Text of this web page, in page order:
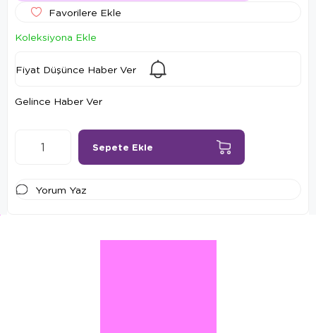
Favorilere Ekle
Koleksiyona Ekle
Fiyat Düşünce Haber Ver
Gelince Haber Ver
Yorum Yaz